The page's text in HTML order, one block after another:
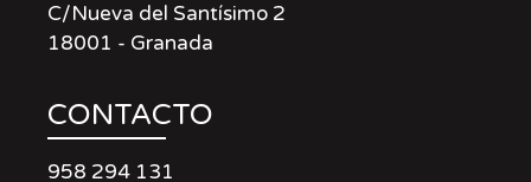
C/Nueva del Santísimo 2
18001 - Granada
CONTACTO
958 294 131